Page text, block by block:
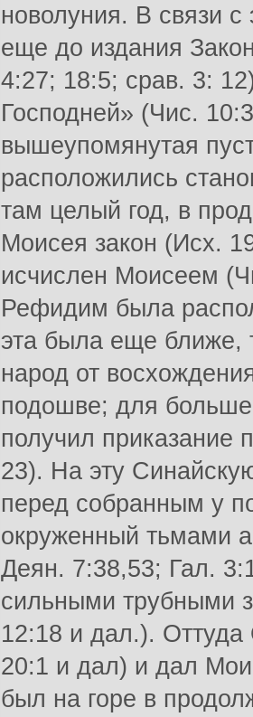
новолуния. В связи с
еще до издания
4:27; 18:5; срав. 3:
Господней» (Чис.
вышеупомянутая
расположились
там целый год, в
Моисея закон (Исх.
исчислен Моисеем
Рефидим была
эта была еще ближе,
народ от
подошве; для
получил приказание
23). На эту
перед собранным у
окруженный тьмами
Деян. 7:38,53; Гал.
сильными трубными
12:18 и дал.). Оттуда
20:1 и дал) и дал
был на горе в